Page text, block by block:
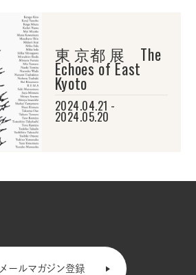
東 京都 展 The
Echoes of East
Kyoto
2024.04.21 -
2024.05.20
メールマガジン登録